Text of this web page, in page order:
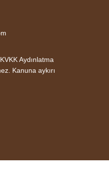
Aydınlatma
Kanuna aykırı